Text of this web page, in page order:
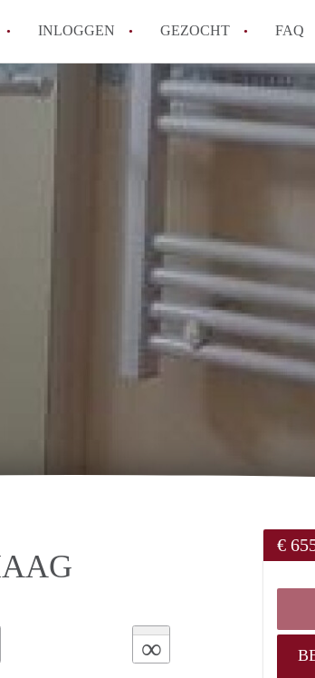
INLOGGEN GEZOCHT FAQ
How to translate KamerDenHaag!
Wat is KamerDenHaag?
Hoeveel kost het om te reageren op
∞
€